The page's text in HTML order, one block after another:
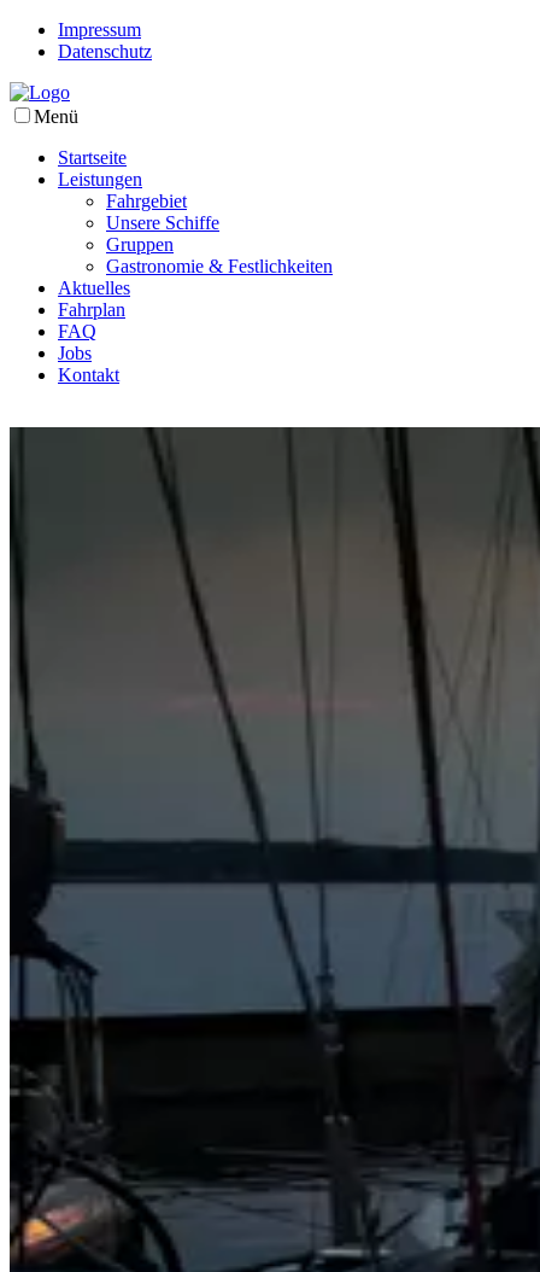
Impressum
Datenschutz
Menü
Startseite
Leistungen
Fahrgebiet
Unsere Schiffe
Gruppen
Gastronomie & Festlichkeiten
Aktuelles
Fahrplan
FAQ
Jobs
Kontakt